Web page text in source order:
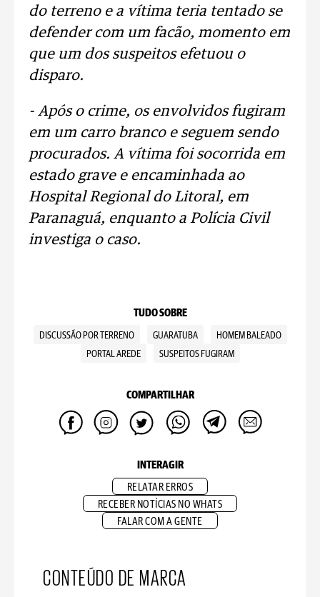
do terreno e a vítima teria tentado se
defender com um facão, momento em
que um dos suspeitos efetuou o
disparo.
- Após o crime, os envolvidos fugiram
em um carro branco e seguem sendo
procurados. A vítima foi socorrida em
estado grave e encaminhada ao
Hospital Regional do Litoral, em
Paranaguá, enquanto a Polícia Civil
investiga o caso.
TUDO SOBRE
DISCUSSÃO POR TERRENO GUARATUBA
HOMEM BALEADO
PORTAL AREDE
SUSPEITOS FUGIRAM
COMPARTILHAR
INTERAGIR
RELATAR ERROS
RECEBER NOTÍCIAS NO WHATS
FALAR COM A GENTE
CONTEÚDO DE MARCA